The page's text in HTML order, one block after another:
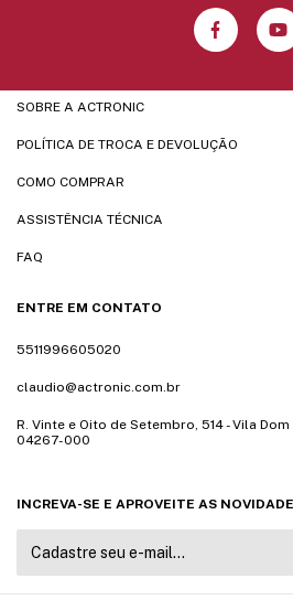
SOBRE A ACTRONIC
POLÍTICA DE TROCA E DEVOLUÇÃO
COMO COMPRAR
ASSISTÊNCIA TÉCNICA
FAQ
ENTRE EM CONTATO
5511996605020
claudio@actronic.com.br
R. Vinte e Oito de Setembro, 514 - Vila Dom
04267-000
INCREVA-SE E APROVEITE AS